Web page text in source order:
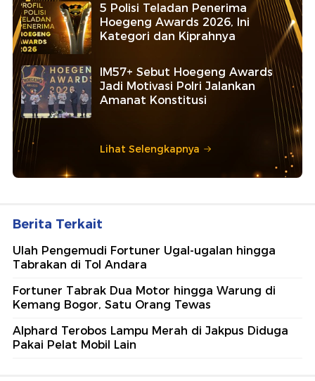
5 Polisi Teladan Penerima
Hoegeng Awards 2026, Ini
Kategori dan Kiprahnya
IM57+ Sebut Hoegeng Awards
Jadi Motivasi Polri Jalankan
Amanat Konstitusi
Lihat Selengkapnya
Berita Terkait
Ulah Pengemudi Fortuner Ugal-ugalan hingga
Tabrakan di Tol Andara
Fortuner Tabrak Dua Motor hingga Warung di
Kemang Bogor, Satu Orang Tewas
Alphard Terobos Lampu Merah di Jakpus Diduga
Pakai Pelat Mobil Lain